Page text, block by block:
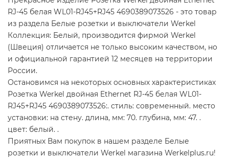
RJ-45 белая WL01-RJ45+RJ45 4690389073526 - это товар
из раздела Белые розетки и выключатели Werkel
Коллекция: Белый, производится фирмой Werkel
(Швеция) отличается не только высоким качеством, но
и официальной гарантией 12 месяцев на территории
России.
Остановимся на некоторых основных характеристиках
Розетка Werkel двойная Ethernet RJ-45 белая WL01-
RJ45+RJ45 4690389073526:. стиль: современный. место
установки: на стену. длина, мм: 70. глубина, мм: 47. .
цвет: белый. .
Приятных Вам покупок в нашем разделе Белые
розетки и выключатели Werkel магазина Werkelplus.ru!